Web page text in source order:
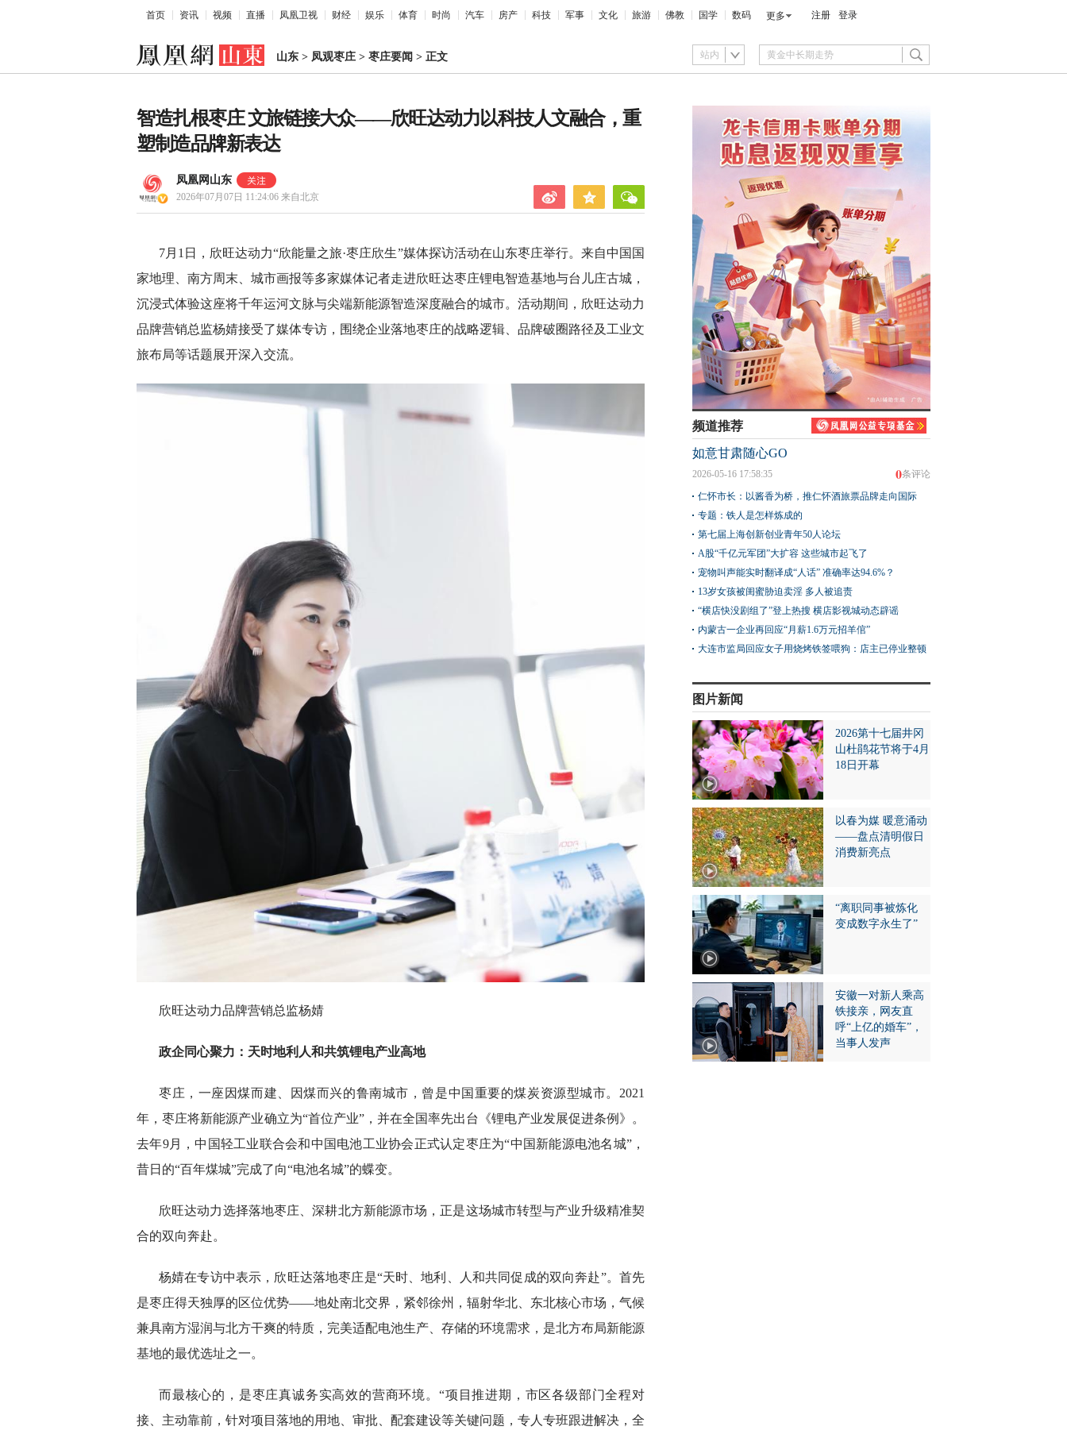
首页 资讯 视频 直播 凤凰卫视 财经 娱乐 体育 时尚 汽车 房产 科技 军事 文化 旅游 佛教 国学 数码 更多 注册 登录
山东 > 凤观枣庄 > 枣庄要闻 > 正文 站内
智造扎根枣庄 文旅链接大众——欣旺达动力以科技人文融合，重
塑制造品牌新表达
凤凰网山东
2026年07月07日 11:24:06 来自北京
7月1日，欣旺达动力“欣能量之旅·枣庄欣生”媒体探访活动在山东枣庄举行。来自中国国
家地理、南方周末、城市画报等多家媒体记者走进欣旺达枣庄锂电智造基地与台儿庄古城，
沉浸式体验这座将千年运河文脉与尖端新能源智造深度融合的城市。活动期间，欣旺达动力
品牌营销总监杨婧接受了媒体专访，围绕企业落地枣庄的战略逻辑、品牌破圈路径及工业文
旅布局等话题展开深入交流。
欣旺达动力品牌营销总监杨婧
政企同心聚力：天时地利人和共筑锂电产业高地
枣庄，一座因煤而建、因煤而兴的鲁南城市，曾是中国重要的煤炭资源型城市。2021
年，枣庄将新能源产业确立为“首位产业”，并在全国率先出台《锂电产业发展促进条例》。
去年9月，中国轻工业联合会和中国电池工业协会正式认定枣庄为“中国新能源电池名城”，
昔日的“百年煤城”完成了向“电池名城”的蝶变。
欣旺达动力选择落地枣庄、深耕北方新能源市场，正是这场城市转型与产业升级精准契
合的双向奔赴。
杨婧在专访中表示，欣旺达落地枣庄是“天时、地利、人和共同促成的双向奔赴”。首先
是枣庄得天独厚的区位优势——地处南北交界，紧邻徐州，辐射华北、东北核心市场，气候
兼具南方湿润与北方干爽的特质，完美适配电池生产、存储的环境需求，是北方布局新能源
基地的最优选址之一。
而最核心的，是枣庄真诚务实高效的营商环境。“项目推进期，市区各级部门全程对
接、主动靠前，针对项目落地的用地、审批、配套建设等关键问题，专人专班跟进解决，全
频道推荐
如意甘肃随心GO
0条评论
2026-05-16 17:58:35
仁怀市长：以酱香为桥，推仁怀酒旅票品牌走向国际
专题：铁人是怎样炼成的
第七届上海创新创业青年50人论坛
A股“千亿元军团”大扩容 这些城市起飞了
宠物叫声能实时翻译成“人话” 准确率达94.6%？
13岁女孩被闺蜜胁迫卖淫 多人被追责
“横店快没剧组了”登上热搜 横店影视城动态辟谣
内蒙古一企业再回应“月薪1.6万元招羊倌”
大连市监局回应女子用烧烤铁签喂狗：店主已停业整顿
图片新闻
2026第十七届井冈
山杜鹃花节将于4月
18日开幕
以春为媒 暖意涌动
——盘点清明假日
消费新亮点
“离职同事被炼化
变成数字永生了”
安徽一对新人乘高
铁接亲，网友直
呼“上亿的婚车”，
当事人发声